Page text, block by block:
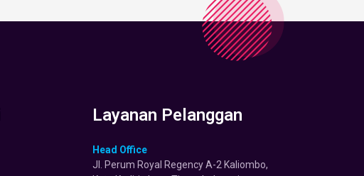
Layanan Pelanggan
Head Office
Jl. Perum Royal Regency A-2 Kaliombo,